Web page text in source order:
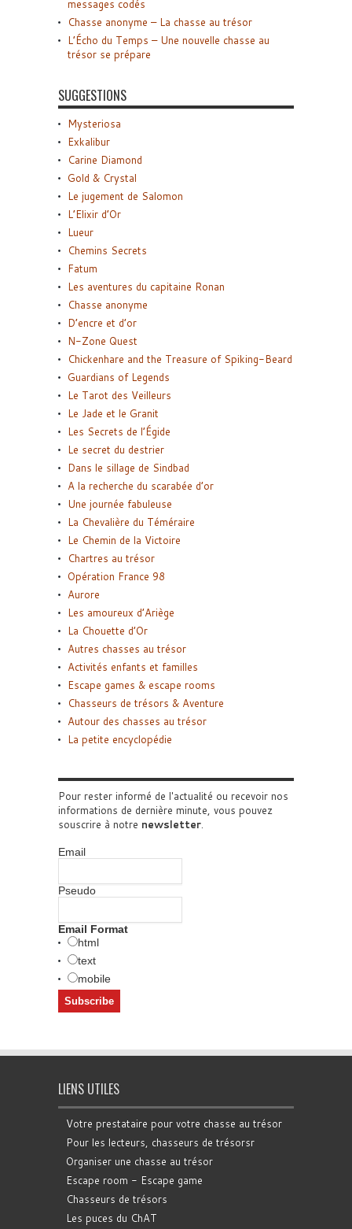
messages codés
Chasse anonyme – La chasse au trésor
L’Écho du Temps – Une nouvelle chasse au
trésor se prépare
SUGGESTIONS
Mysteriosa
Exkalibur
Carine Diamond
Gold & Crystal
Le jugement de Salomon
L’Elixir d’Or
Lueur
Chemins Secrets
Fatum
Les aventures du capitaine Ronan
Chasse anonyme
D’encre et d’or
N-Zone Quest
Chickenhare and the Treasure of Spiking-Beard
Guardians of Legends
Le Tarot des Veilleurs
Le Jade et le Granit
Les Secrets de l’Égide
Le secret du destrier
Dans le sillage de Sindbad
A la recherche du scarabée d’or
Une journée fabuleuse
La Chevalière du Téméraire
Le Chemin de la Victoire
Chartres au trésor
Opération France 98
Aurore
Les amoureux d’Ariège
La Chouette d’Or
Autres chasses au trésor
Activités enfants et familles
Escape games & escape rooms
Chasseurs de trésors & Aventure
Autour des chasses au trésor
La petite encyclopédie
Pour rester informé de l'actualité ou recevoir nos
informations de dernière minute, vous pouvez
souscrire à notre newsletter.
Email
Pseudo
Email Format
html
text
mobile
LIENS UTILES
Votre prestataire pour votre chasse au trésor
Pour les lecteurs, chasseurs de trésorsr
Organiser une chasse au trésor
Escape room - Escape game
Chasseurs de trésors
Les puces du ChAT